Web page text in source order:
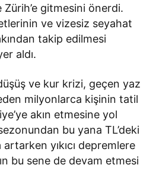
gitmesini önerdi.
ve vizesiz seyahat
takip edilmesi
aldı.
ve kur krizi, geçen yaz
milyonlarca kişinin tatil
akın etmesine yol
bu yana TL’deki
yıkıcı depremlere
bu sene de devam etmesi